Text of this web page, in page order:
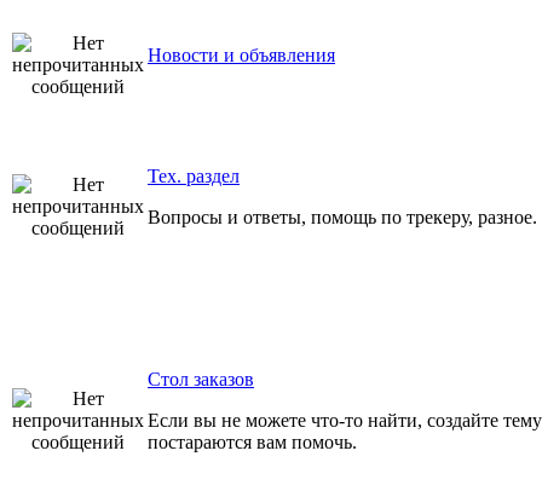
Новости и объявления
Тех. раздел
Вопросы и ответы, помощь по трекеру, разное.
Стол заказов
Если вы не можете что-то найти, создайте
постараются вам помочь.